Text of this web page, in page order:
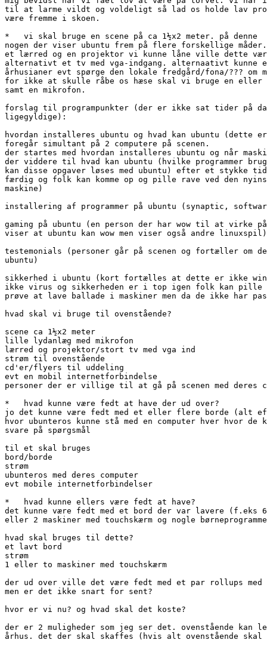
til at larme vildt og voldeligt så lad os holde lav
være fremme i skoen.
*   vi skal bruge en scene på ca 1½x2 meter. på denne
nogen der viser ubuntu frem på flere forskellige
et lærred og en projektor vi kunne låne ville dette
alternativt et tv med vga-indgang. alternaativt kunne
århusianer evt spørge den lokale fredgård/fona/??? om
for ikke at skulle råbe os hæse skal vi bruge en
samt en mikrofon.
forslag til programpunkter (der er ikke sat tider på
ligegyldige):
hvordan installeres ubuntu og hvad kan ubuntu (dette
foregår simultant på 2 computere på scenen.
der startes med hvordan installeres ubuntu og når
der viddere til hvad kan ubuntu (hvilke programmer
kan disse opgaver løses med ubuntu) efter et stykke
færdig og folk kan komme op og pille rave ved den
maskine)
installering af programmer på ubuntu (synaptic,
gaming på ubuntu (en person der har wow til at virke
viser at ubuntu kan wow men viser også andre linuxspil)
testemonials (personer går på scenen og fortæller om
ubuntu)
sikkerhed i ubuntu (kort fortælles at dette er ikke
ikke virus og sikkerheden er i top igen folk kan pille
prøve at lave ballade i maskiner men da de ikke har
hvad skal vi bruge til ovenstående?
scene ca 1½x2 meter
lille lydanlæg med mikrofon
lærred og projektor/stort tv med vga ind
strøm til ovenstående
cd'er/flyers til uddeling
evt en mobil internetforbindelse
personer der er villige til at gå på scenen med deres
*   hvad kunne være fedt at have der ud over?
jo det kunne være fedt med et eller flere borde (alt
hvor ubunteros kunne stå med en computer hver hvor de
svare på spørgsmål
til et skal bruges
bord/borde
strøm
ubunteros med deres computer
evt mobile internetforbindelser
*   hvad kunne ellers være fedt at have?
det kunne være fedt med et bord der var lavere (f.eks
eller 2 maskiner med touchskærm og nogle
hvad skal bruges til dette?
et lavt bord
strøm
1 eller to maskiner med touchskærm
der ud over ville det være fedt med et par rollups med
men er det ikke snart for sent?
hvor er vi nu? og hvad skal det koste?
der er 2 muligheder som jeg ser det. ovenstående kan
århus. det der skal skaffes (hvis alt ovenstående skal